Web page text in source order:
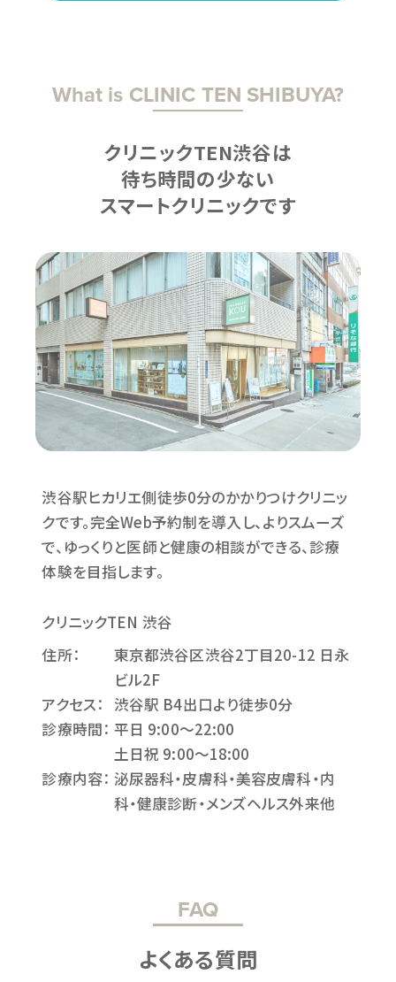
What is CLINIC TEN SHIBUYA?
クリニックTEN渋谷は
待ち時間の少ない
スマートクリニックです
渋谷駅ヒカリエ側徒歩0分のかかりつけクリニッ
クです。完全Web予約制を導入し、よりスムーズ
で、ゆっくりと医師と健康の相談ができる、診療
体験を目指します。
クリニックTEN 渋谷
住所：
東京都渋谷区渋谷2丁目20-12 日永
ビル2F
アクセス： 渋谷駅 B4出口より徒歩0分
診療時間： 平日 9:00〜22:00
土日祝 9:00〜18:00
診療内容： 泌尿器科・皮膚科・美容皮膚科・内
科・健康診断・メンズヘルス外来他
FAQ
よくある質問